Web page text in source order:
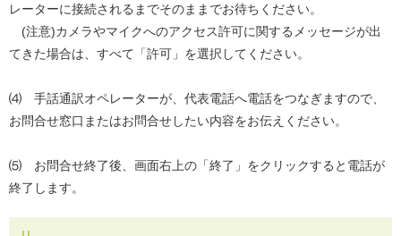
レーターに接続されるまでそのままでお待ちください。
(注意)カメラやマイクへのアクセス許可に関するメッセージが出
てきた場合は、すべて「許可」を選択してください。
⑷ 手話通訳オペレーターが、代表電話へ電話をつなぎますので、
お問合せ窓口またはお問合せしたい内容をお伝えください。
⑸ お問合せ終了後、画面右上の「終了」をクリックすると電話が
終了します。